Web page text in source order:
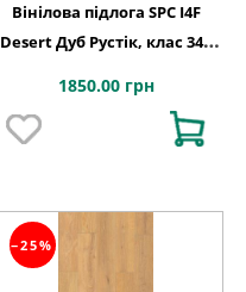
Вінілова підлога SPC I4F
Desert Дуб Рустік, клас 34 ,
1850.00 грн
−25%